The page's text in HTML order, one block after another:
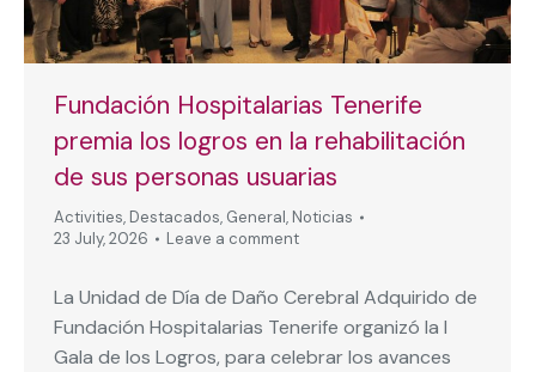
Fundación Hospitalarias Tenerife
premia los logros en la rehabilitación
de sus personas usuarias
Activities, Destacados, General, Noticias
23 July, 2026
Leave a comment
La Unidad de Día de Daño Cerebral Adquirido de
Fundación Hospitalarias Tenerife organizó la I
Gala de los Logros, para celebrar los avances